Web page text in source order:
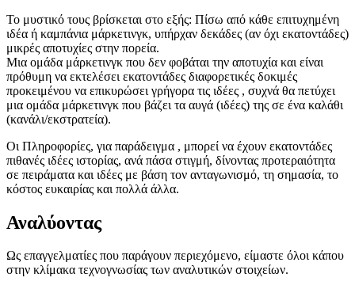
Το μυστικό τους βρίσκεται στο εξής: Πίσω από κάθε επιτυχημένη
ιδέα ή καμπάνια μάρκετινγκ, υπήρχαν δεκάδες (αν όχι εκατοντάδες)
μικρές αποτυχίες στην πορεία.
Μια ομάδα μάρκετινγκ που δεν φοβάται την αποτυχία και είναι
πρόθυμη να εκτελέσει εκατοντάδες διαφορετικές δοκιμές
προκειμένου να επικυρώσει γρήγορα τις ιδέες , συχνά θα πετύχει
μια ομάδα μάρκετινγκ που βάζει τα αυγά (ιδέες) της σε ένα καλάθι
(κανάλι/εκστρατεία).
Οι Πληροφορίες, για παράδειγμα , μπορεί να έχουν εκατοντάδες
πιθανές ιδέες ιστορίας, ανά πάσα στιγμή, δίνοντας προτεραιότητα
σε πειράματα και ιδέες με βάση τον ανταγωνισμό, τη σημασία, το
κόστος ευκαιρίας και πολλά άλλα.
Αναλύοντας
Ως επαγγελματίες που παράγουν περιεχόμενο, είμαστε όλοι κάπου
στην κλίμακα τεχνογνωσίας των αναλυτικών στοιχείων.